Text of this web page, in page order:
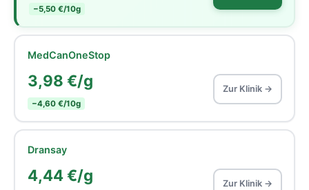
−5,50 €/10g
MedCanOneStop
3,98 €/g
−4,60 €/10g
Zur Klinik →
Dransay
4,44 €/g Zur Klinik →